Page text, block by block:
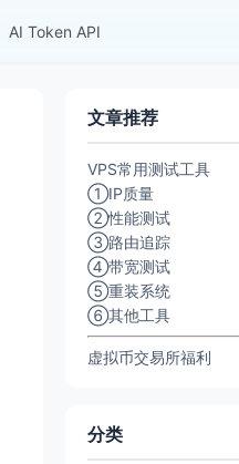
AI Token API
文章推荐
VPS常用测试工具
①IP质量
②性能测试
③路由追踪
④带宽测试
⑤重装系统
⑥其他工具
虚拟币交易所福利
分类